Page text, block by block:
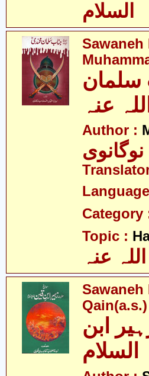
السلام
Sawaneh
عنہ
Author :
Category
Topic :
عنہ
Sawaneh
Qain(a.s.)
ابن
السلام